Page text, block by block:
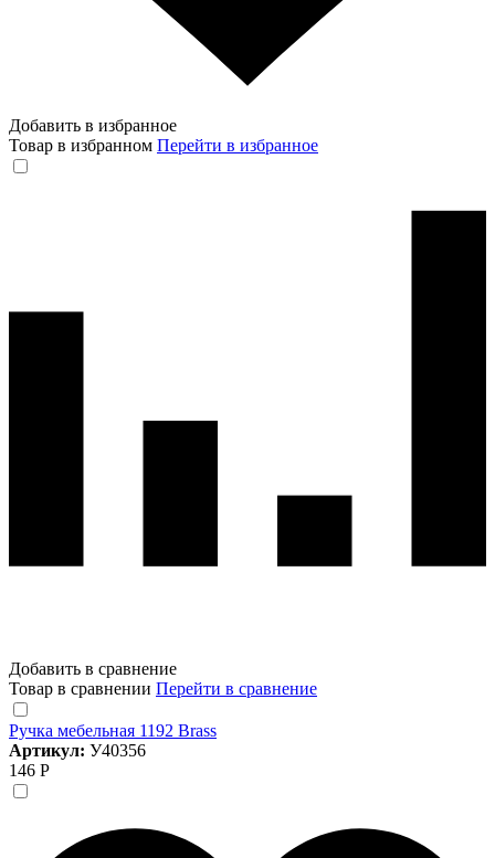
Добавить в избранное
Товар в избранном Перейти в избранное
Добавить в сравнение
Товар в сравнении Перейти в сравнение
Ручка мебельная 1192 Brass
Артикул: У40356
146 Р